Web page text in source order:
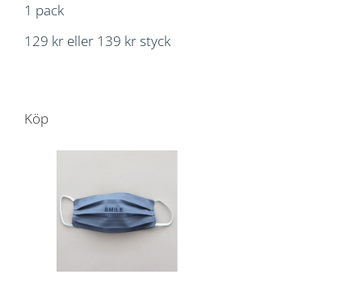
1 pack
129 kr eller 139 kr styck
Köp